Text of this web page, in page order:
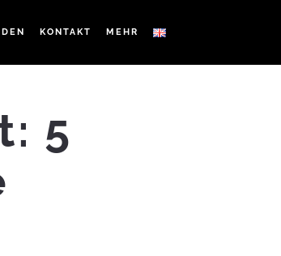
KONTAKT MEHR
5